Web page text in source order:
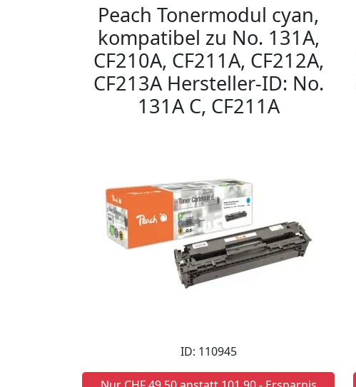
Peach Tonermodul cyan,
kompatibel zu No. 131A,
CF210A, CF211A, CF212A,
CF213A Hersteller-ID: No.
131A C, CF211A
ID: 110945